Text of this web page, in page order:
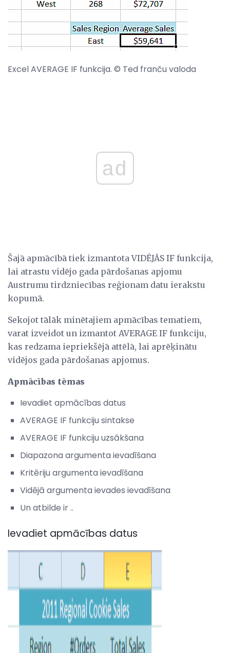
Excel AVERAGE IF funkcija. © Ted franču valoda
ad
Šajā apmācībā tiek izmantota VIDĒJĀS IF funkcija,
lai atrastu vidējo gada pārdošanas apjomu
Austrumu tirdzniecības reģionam datu ierakstu
kopumā.
Sekojot tālāk minētajiem apmācības tematiem,
varat izveidot un izmantot AVERAGE IF funkciju,
kas redzama iepriekšējā attēlā, lai aprēķinātu
vidējos gada pārdošanas apjomus.
Apmācības tēmas
Ievadiet apmācības datus
AVERAGE IF funkciju sintakse
AVERAGE IF funkciju uzsākšana
Diapazona argumenta ievadīšana
Kritēriju argumenta ievadīšana
Vidējā argumenta ievades ievadīšana
Un atbilde ir ..
Ievadiet apmācības datus